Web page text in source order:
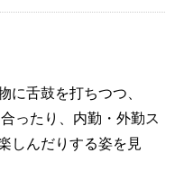
に舌鼓を打ちつつ、
ったり、内勤・外勤ス
しんだりする姿を見